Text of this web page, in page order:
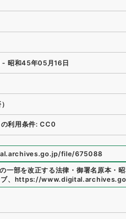
昭和45年05月16日
利用条件: CC0
file/675088
一部を改正する法律・御署名原本・
、 https://